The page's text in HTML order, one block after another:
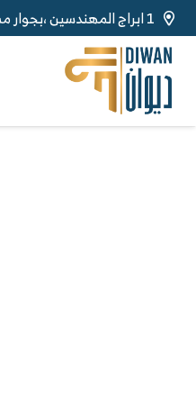
1 ابراج المهندسين ،بجوار مستشفى السلام الدولى